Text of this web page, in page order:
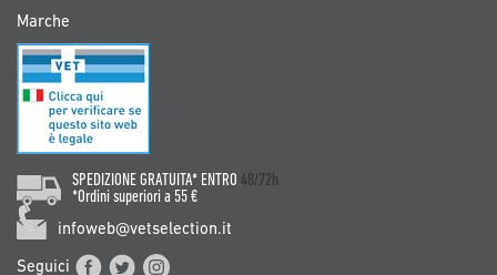
Marche
SPEDIZIONE GRATUITA* ENTRO 48/72h
*Ordini superiori a 55 €
infoweb@vetselection.it
Seguici